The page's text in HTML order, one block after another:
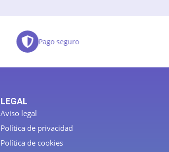
Pago seguro
LEGAL
Aviso legal
Política de privacidad
Política de cookies